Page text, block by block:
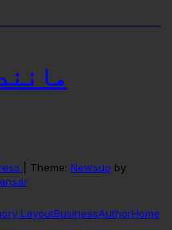
|Theme:Newsupby
Home
Author
Business
Layout